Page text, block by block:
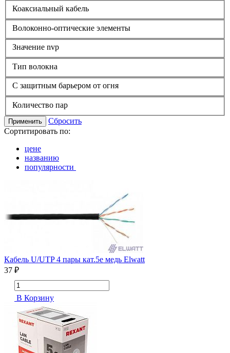
Коаксиальный кабель
Волоконно-оптические элементы
Значение nvp
Тип волокна
С защитным барьером от огня
Количество пар
Применить
Сбросить
Сортитировать по:
цене
названию
популярности
Кабель U/UTP 4 пары кат.5e медь Elwatt
37 ₽
В Корзину